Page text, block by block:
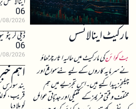
مارکیٹ اینالائسس
بٹ کوائنکی مارکیٹ میں حالیہ اتار چڑھاؤ
نے سرمایہ کاروں کے لیے نئے مواقع اور
چیلنجز پیدا کیے ہیں۔ اس تجزیے میں ہم
مختلف وقتی فریمز کے تکنیکی اور جذباتی عوامل
06
08/2026
06
08/2026
اہم
بند سورس
قریب،